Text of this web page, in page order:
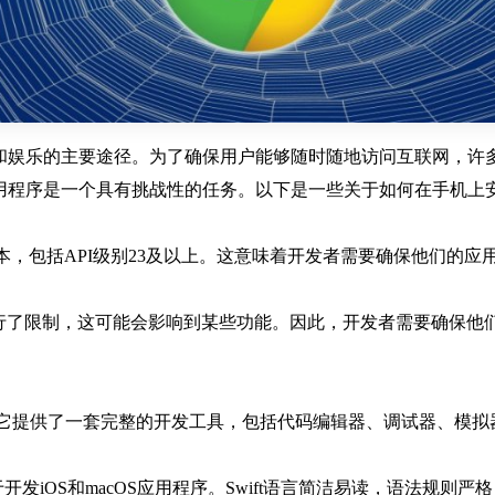
乐的主要途径。为了确保用户能够随时随地访问互联网，
序是一个具有挑战性的任务。以下是一些关于如何在手机上
，包括API级别23及以上。这意味着开发者需要确保他们的
了限制，这可能会影响到某些功能。因此，开发者需要确保
提供了一套完整的开发工具，包括代码编辑器、调试器、模
发iOS和macOS应用程序。Swift语言简洁易读，语法规则严